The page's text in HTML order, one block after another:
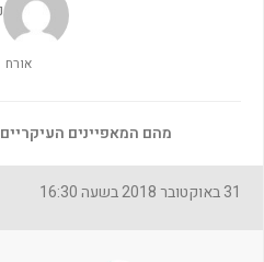
אורח
מהם המאפיינים
31 באוקטובר 2018 בשעה 16:30